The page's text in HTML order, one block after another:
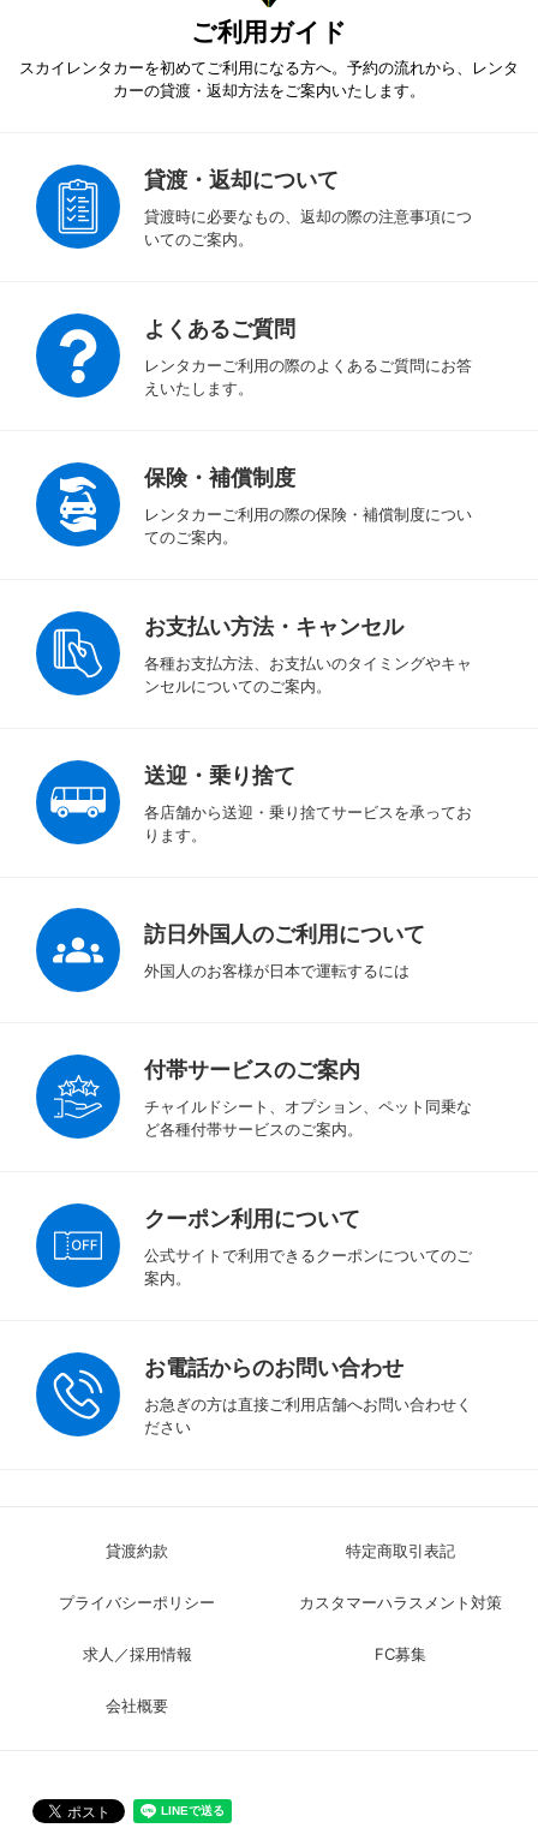
ご利用ガイド
スカイレンタカーを初めてご利用になる方へ。予約の流れから、
レンタ
カーの貸渡・返却方法をご案内いたします。
貸渡・返却について
貸渡時に必要なもの、返却の際の注意事項につ
いてのご案内。
よくあるご質問
レンタカーご利用の際のよくあるご質問にお答
えいたします。
保険・補償制度
レンタカーご利用の際の保険・補償制度につい
てのご案内。
お支払い方法・キャンセル
各種お支払方法、お支払いのタイミングやキャ
ンセルについてのご案内。
送迎・乗り捨て
各店舗から送迎・乗り捨てサービスを承ってお
ります。
訪日外国人のご利用について
外国人のお客様が日本で運転するには
付帯サービスのご案内
チャイルドシート、オプション、ペット同乗な
ど各種付帯サービスのご案内。
クーポン利用について
公式サイトで利用できるクーポンについてのご
案内。
お電話からのお問い合わせ
お急ぎの方は直接ご利用店舗へお問い合わせく
ださい
貸渡約款 特定商取引表記
プライバシーポリシー カスタマーハラスメント対策
求人／採用情報 FC募集
会社概要